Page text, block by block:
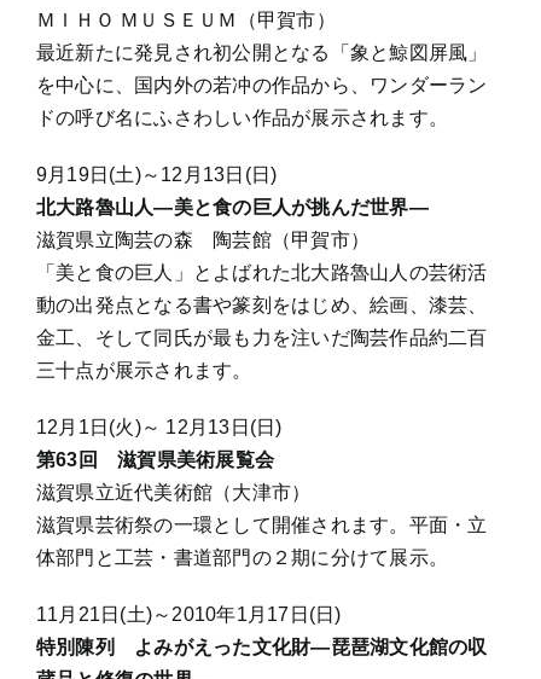
ＭＩＨＯ ＭＵＳＥＵＭ（甲賀市）
最近新たに発見され初公開となる「象と鯨図屏風」
を中心に、国内外の若冲の作品から、ワンダーラン
ドの呼び名にふさわしい作品が展示されます。
9月19日(土)～12月13日(日)
北大路魯山人―美と食の巨人が挑んだ世界―
滋賀県立陶芸の森 陶芸館（甲賀市）
「美と食の巨人」とよばれた北大路魯山人の芸術活
動の出発点となる書や篆刻をはじめ、絵画、漆芸、
金工、そして同氏が最も力を注いだ陶芸作品約二百
三十点が展示されます。
12月1日(火)～ 12月13日(日)
第63回 滋賀県美術展覧会
滋賀県立近代美術館（大津市）
滋賀県芸術祭の一環として開催されます。平面・立
体部門と工芸・書道部門の２期に分けて展示。
11月21日(土)～2010年1月17日(日)
特別陳列 よみがえった文化財―琵琶湖文化館の収